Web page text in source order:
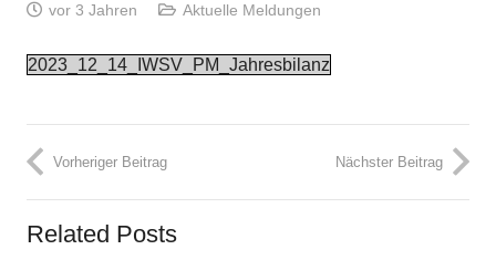
vor 3 Jahren Aktuelle Meldungen
2023_12_14_IWSV_PM_Jahresbilanz
Vorheriger Beitrag Nächster Beitrag
Related Posts